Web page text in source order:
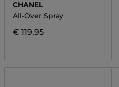
CHANEL
All-Over Spray
€ 119,95